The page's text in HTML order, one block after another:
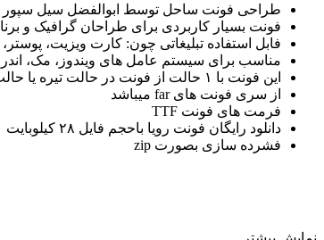
طراحی فونت ساحل توسط ابوالفضل سيل سپور
فونت بسیار کاربردی برای طراحان گرافیک و
فابل استفاده تبلیغاتی چون: کارت ویزیت،
مناسب برای سیستم عامل های ویندوز، مک،
این فونت با ۱ حالت از فونت در حالت تیره یا حالت فونت bold می باشد .
از سری فونت های far میباشد
فرمت های فونت TTF
دانلود رایگان فونت رویا باحجم فایل ۲۸ کیلوبایت
فشرده سازی بصورت zip